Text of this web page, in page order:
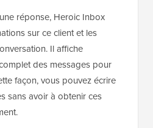
réponse, Heroic Inbox
sur ce client et les
Il affiche
des messages pour
façon, vous pouvez écrire
sans avoir à obtenir ces